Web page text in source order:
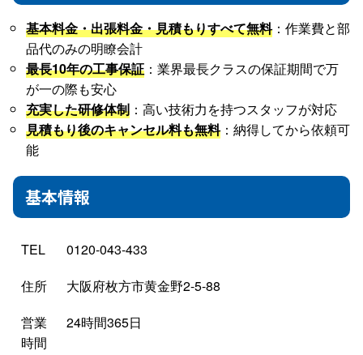
基本料金・出張料金・見積もりすべて無料：作業費と部
品代のみの明瞭会計
最長10年の工事保証 ：業界最長クラスの保証期間で万
が一の際も安心
充実した研修体制 ：高い技術力を持つスタッフが対応
見積もり後のキャンセル料も無料：納得してから依頼可
能
基本情報
TEL
0120-043-433
住所
大阪府枚方市黄金野2-5-88
営業
時間
24時間365日